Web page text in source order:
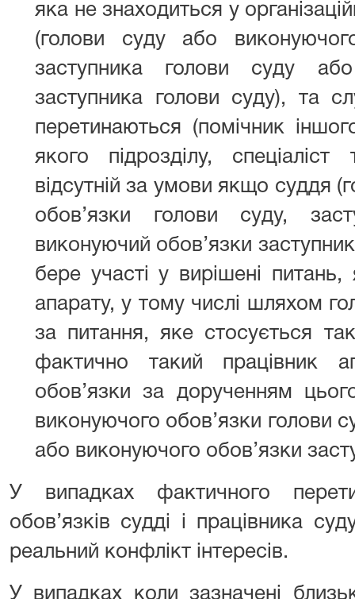
яка не знаходиться у
(голови суду або
заступника голови суду
заступника голови суду), та
перетинаються (помічник
якого підрозділу,
відсутній за умови якщо суддя
обов’язки голови суду,
виконуючий обов’язки
бере участі у вирішені питань,
апарату, у тому числі шляхом
за питання, яке стосується
фактично такий працівник
обов’язки за дорученням
виконуючого обов’язки голови
або виконуючого обов’язки
У випадках фактичного
обов’язків судді і працівника
реальний конфлікт інтересів.
У випадках коли зазначені